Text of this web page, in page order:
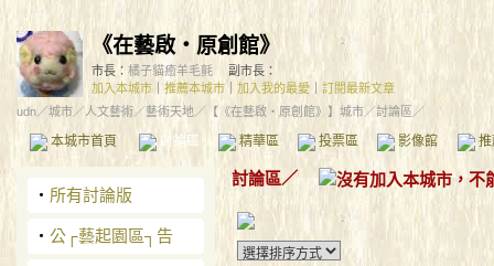
《在藝啟‧原創館》
市長： 橘子貓癒羊毛氈
副市長：
加入本城市
推薦本城市 加入我的最愛
訂閱最新文章
udn／城市／人文藝術／藝術天地／ 【《在藝啟‧原創館》】城市／討論區／
本城市首頁 討論區 精華區 投票區 影像館
‧ 所有討論版
‧ 公┌藝起園區┐告
討論區／